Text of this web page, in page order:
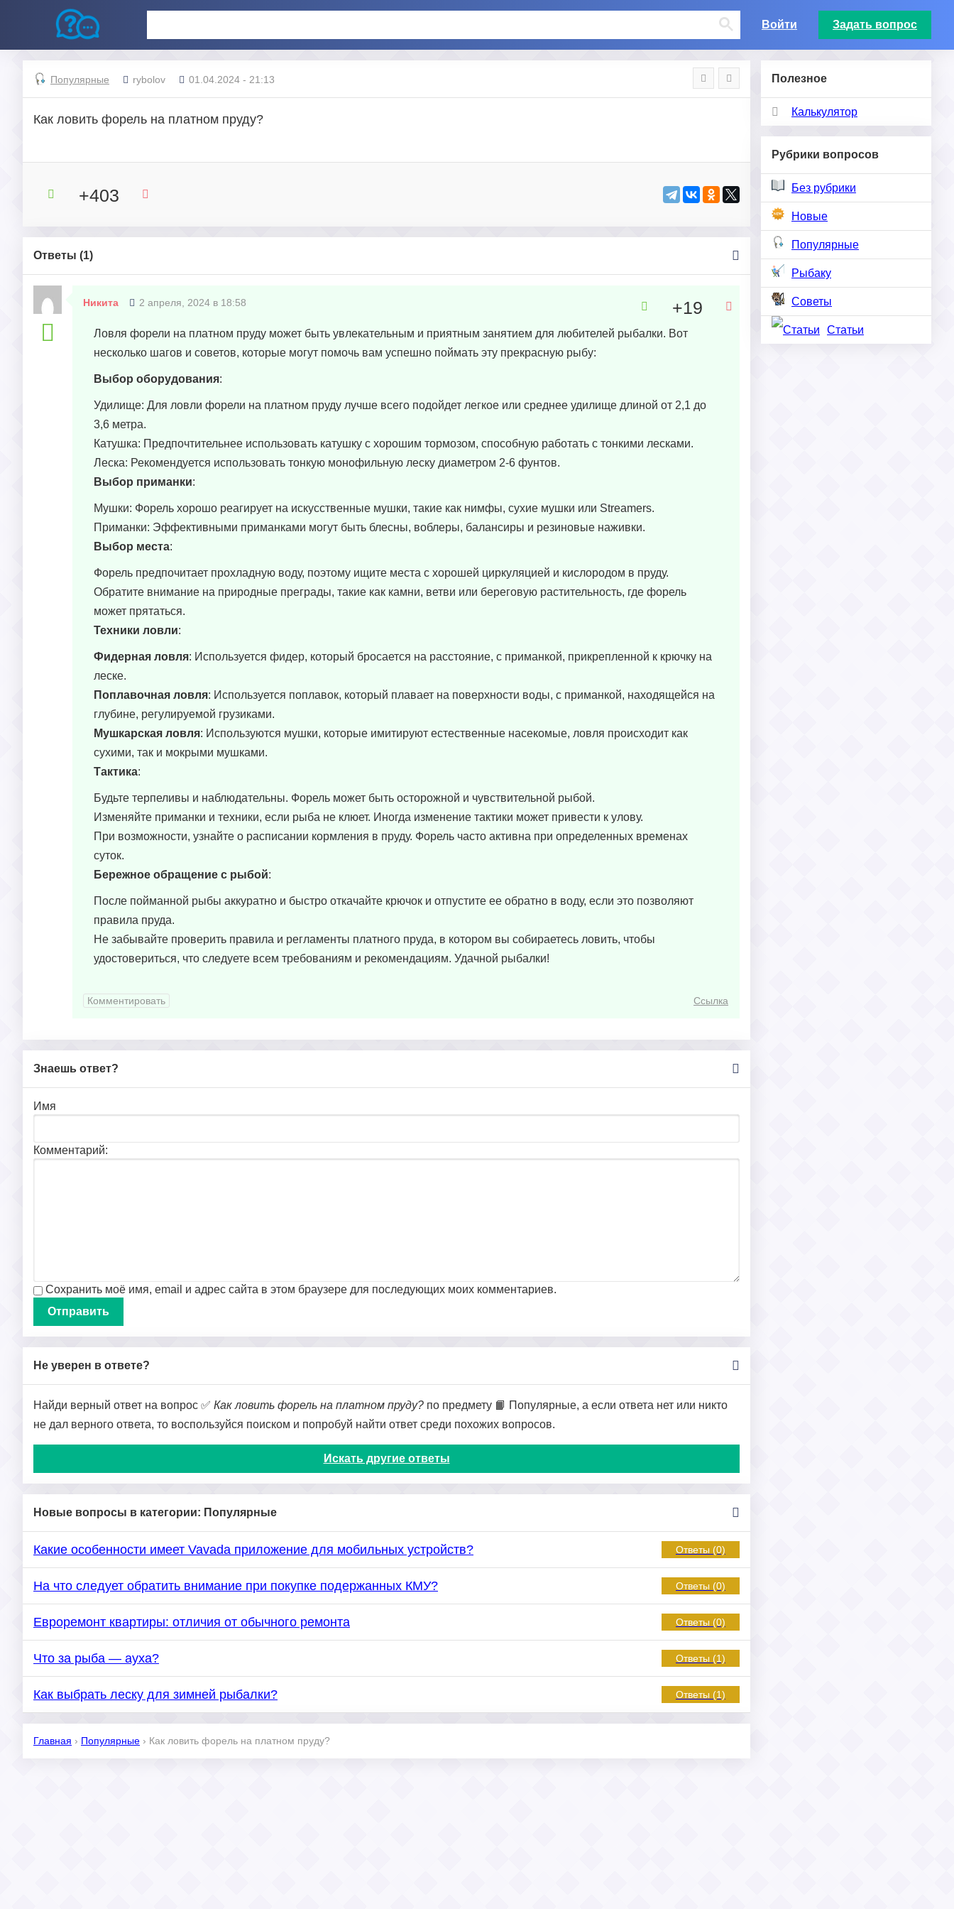
Войти Задать вопрос
Полезное
Калькулятор
Рубрики вопросов
Без рубрики
Новые
Популярные
Рыбаку
Советы
Статьи
Популярные rybolov 01.04.2024 - 21:13
Как ловить форель на платном пруду?
+403
Ответы (1)
Никита 2 апреля, 2024 в 18:58
Ловля форели на платном пруду может быть увлекательным и приятным занятием для любителей рыбалки. Вот
несколько шагов и советов, которые могут помочь вам успешно поймать эту прекрасную рыбу:
Выбор оборудования:
Удилище: Для ловли форели на платном пруду лучше всего подойдет легкое или среднее удилище длиной от 2,1 до
3,6 метра.
Катушка: Предпочтительнее использовать катушку с хорошим тормозом, способную работать с тонкими лесками.
Леска: Рекомендуется использовать тонкую монофильную леску диаметром 2-6 фунтов.
Выбор приманки:
Мушки: Форель хорошо реагирует на искусственные мушки, такие как нимфы, сухие мушки или Streamers.
Приманки: Эффективными приманками могут быть блесны, воблеры, балансиры и резиновые наживки.
Выбор места:
Форель предпочитает прохладную воду, поэтому ищите места с хорошей циркуляцией и кислородом в пруду.
Обратите внимание на природные преграды, такие как камни, ветви или береговую растительность, где форель
может прятаться.
Техники ловли:
Фидерная ловля: Используется фидер, который бросается на расстояние, с приманкой, прикрепленной к крючку на
леске.
Поплавочная ловля: Используется поплавок, который плавает на поверхности воды, с приманкой, находящейся на
глубине, регулируемой грузиками.
Мушкарская ловля: Используются мушки, которые имитируют естественные насекомые, ловля происходит как
сухими, так и мокрыми мушками.
Тактика:
Будьте терпеливы и наблюдательны. Форель может быть осторожной и чувствительной рыбой.
Изменяйте приманки и техники, если рыба не клюет. Иногда изменение тактики может привести к улову.
При возможности, узнайте о расписании кормления в пруду. Форель часто активна при определенных временах
суток.
Бережное обращение с рыбой:
После пойманной рыбы аккуратно и быстро откачайте крючок и отпустите ее обратно в воду, если это позволяют
правила пруда.
Не забывайте проверить правила и регламенты платного пруда, в котором вы собираетесь ловить, чтобы
удостовериться, что следуете всем требованиям и рекомендациям. Удачной рыбалки!
+19
Комментировать Ссылка
Знаешь ответ?
Имя
Комментарий:
Сохранить моё имя, email и адрес сайта в этом браузере для последующих моих комментариев.
Не уверен в ответе?
Найди верный ответ на вопрос ✅ Как ловить форель на платном пруду? по предмету 📙 Популярные, а если ответа нет или никто
не дал верного ответа, то воспользуйся поиском и попробуй найти ответ среди похожих вопросов.
Искать другие ответы
Новые вопросы в категории: Популярные
Какие особенности имеет Vavada приложение для мобильных устройств? Ответы (0)
На что следует обратить внимание при покупке подержанных КМУ? Ответы (0)
Евроремонт квартиры: отличия от обычного ремонта Ответы (0)
Что за рыба — ауха? Ответы (1)
Как выбрать леску для зимней рыбалки? Ответы (1)
Главная › Популярные › Как ловить форель на платном пруду?